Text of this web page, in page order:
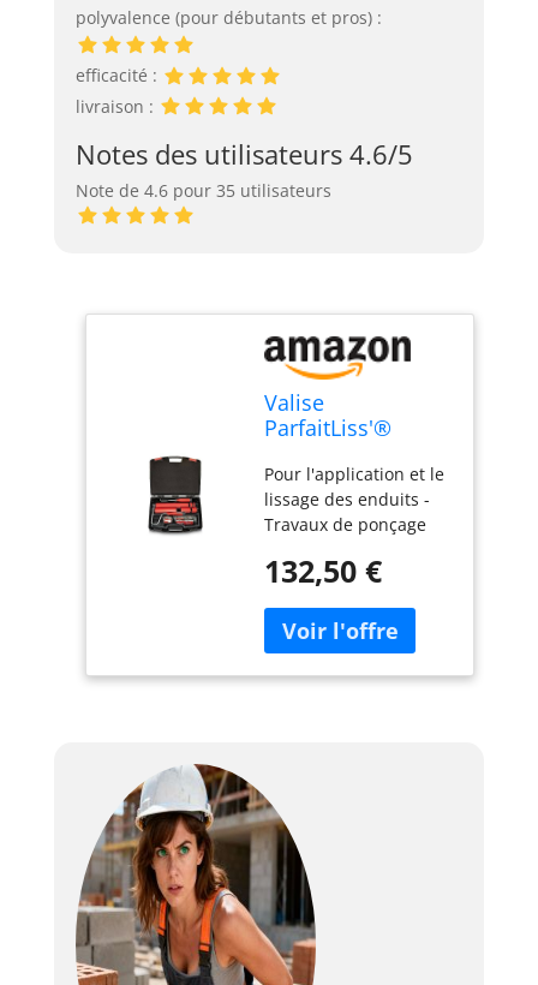
polyvalence (pour débutants et pros) :
efficacité :
livraison :
Notes des utilisateurs 4.6/5
Note de 4.6 pour 35 utilisateurs
Valise
ParfaitLiss'®
L'OUTIL Parfait -
80526
Pour l'application et le
lissage des enduits -
Travaux de ponçage
132,50 €